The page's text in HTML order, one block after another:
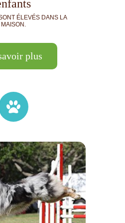
ÉLEVÉS DANS LA
MAISON.
plus